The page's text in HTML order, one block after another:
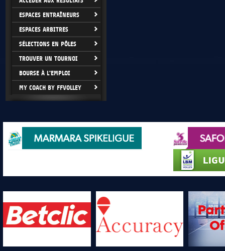
ESPACES ENTRAÎNEURS
ESPACES ARBITRES
SÉLECTIONS EN PÔLES
TROUVER UN TOURNOI
BOURSE À L'EMPLOI
MY COACH BY FFVOLLEY